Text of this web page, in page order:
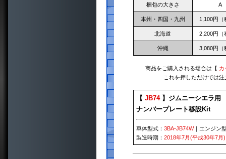
梱包の大きさ A
本州・四国・九州 1,100円（
北海道 2,200円（
沖縄 3,080円（
商品をご購入される場合は【 カ
これを押しただけでは
【 JB74】ジムニーシエラ用
ナンバープレート移設Kit
車体型式： 3BA-JB74W｜エンジン
製造時期： 2018年7月(平成30年7月)